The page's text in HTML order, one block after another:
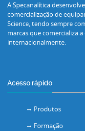
A Specanalítica
comercialização de
Science, tendo sempre
marcas que comercializa
internacionalmente.
Acesso rápido
Produtos
Formação